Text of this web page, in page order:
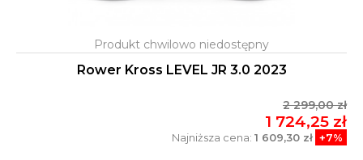
Rower Kross LEVEL JR 3.0 2023
2 299,00 zł
1 724,25 zł
Najniższa cena: 1 609,30 zł +7%